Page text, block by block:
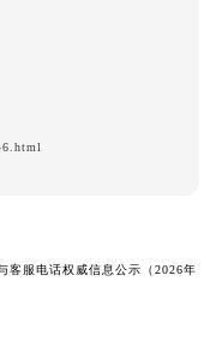
客服电话权威信息公示（2026年